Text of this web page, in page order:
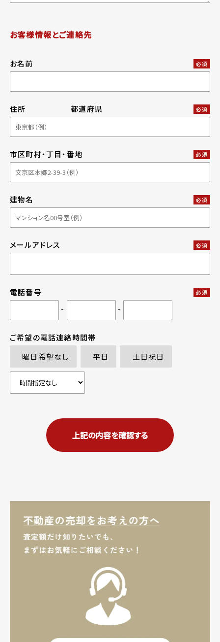
お客様情報とご連絡先
お名前 必須
住所 都道府県 必須
市区町村・丁目・番地 必須
建物名 必須
メールアドレス 必須
電話番号 必須
- -
ご希望の電話連絡時間帯
曜日希望なし
平日 土日祝日